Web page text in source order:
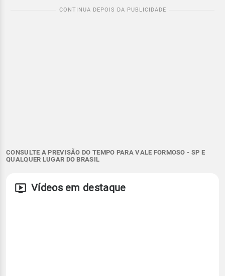
CONSULTE A PREVISÃO DO TEMPO PARA VALE FORMOSO - SP E
QUALQUER LUGAR DO BRASIL
Vídeos em destaque